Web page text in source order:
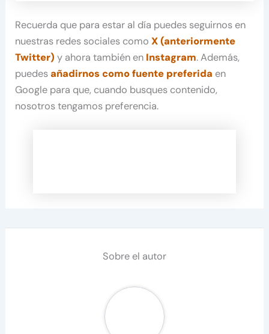
Recuerda que para estar al día puedes seguirnos en
nuestras redes sociales comoX (anteriormente
Twitter) y ahora también en Instagram. Además,
puedesañadirnos como fuente preferida en
Google para que, cuando busques contenido,
nosotros tengamos preferencia.
Sobre el autor